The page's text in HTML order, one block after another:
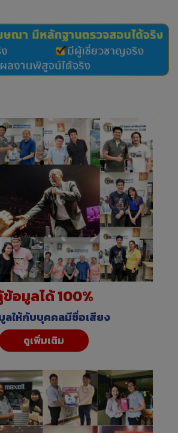
อมูลได้ 100%
ลให้กับบุคคลมีชื่อเสียง
ดูเพิ่มเติม